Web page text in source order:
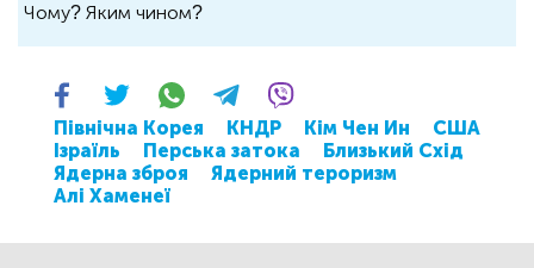
Чому? Яким чином?
Північна Корея КНДР Кім Чен Ин
США
Ізраїль
Перська затока
Близький Схід
Ядерна зброя
Ядерний тероризм
Алі Хаменеї